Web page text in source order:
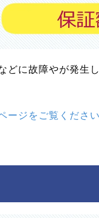
どに故障やが発生
ージをご覧ください